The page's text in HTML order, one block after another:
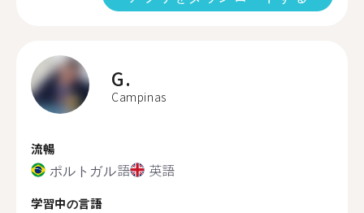
G.
Campinas
流暢
ポルトガル語 英語
学習中の言語